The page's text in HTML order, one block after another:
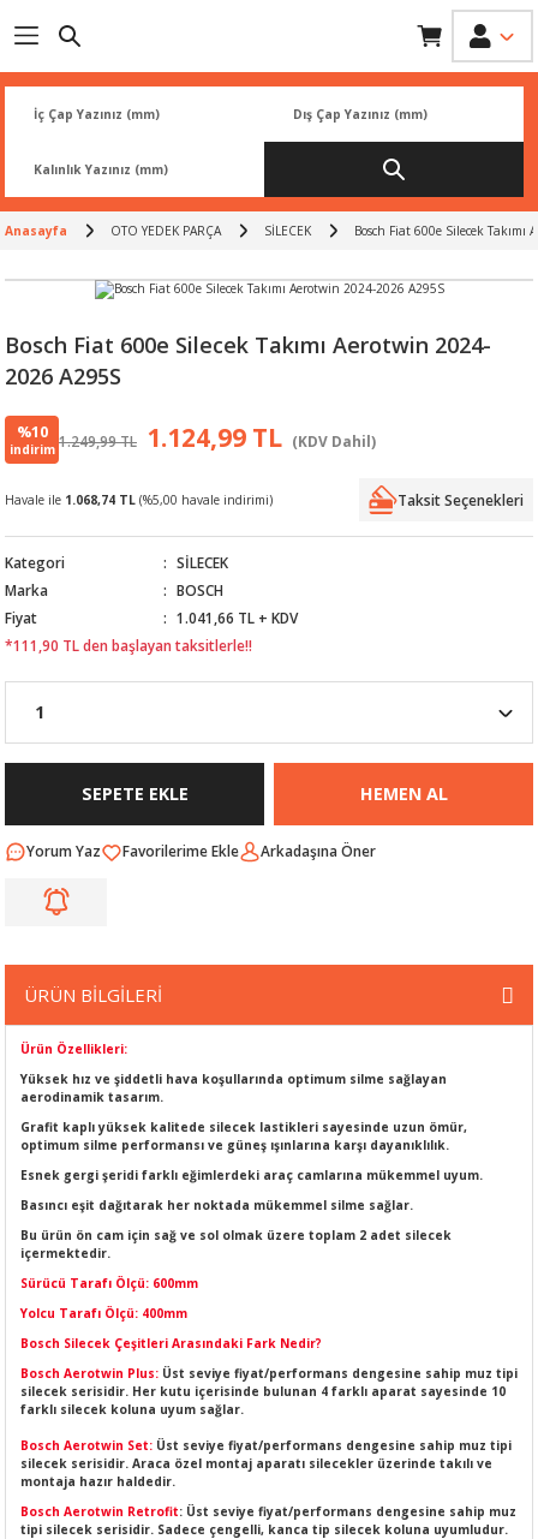
ÜRÜNLERİ
ÜRÜNLERİ
Anasayfa OTO YEDEK PARÇA SİLECEK Bosch Fiat 600e Silecek
Bosch Fiat 600e Silecek Takımı Aerotwin 2024-
2026 A295S
%10
indirim 1.249,99 TL 1.124,99 TL (KDV Dahil)
Havale ile 1.068,74 TL (%5,00 havale indirimi) Taksit Seçenekleri
Kategori
SİLECEK
Marka
BOSCH
Fiyat
1.041,66 TL + KDV
*111,90 TL den başlayan taksitlerle!!
SEPETE EKLE HEMEN AL
Yorum Yaz Arkadaşına Öner
ÜRÜN BİLGİLERİ
Ürün Özellikleri:
Yüksek hız ve şiddetli hava koşullarında optimum silme sağlayan
aerodinamik tasarım.
Grafit kaplı yüksek kalitede silecek lastikleri sayesinde uzun ömür,
optimum silme performansı ve güneş ışınlarına karşı dayanıklılık.
Esnek gergi şeridi farklı eğimlerdeki araç camlarına mükemmel uyum.
Basıncı eşit dağıtarak her noktada mükemmel silme sağlar.
Bu ürün ön cam için sağ ve sol olmak üzere toplam 2 adet silecek
içermektedir.
Sürücü Tarafı Ölçü: 600mm
Yolcu Tarafı Ölçü: 400mm
Bosch Silecek Çeşitleri Arasındaki Fark Nedir?
Bosch Aerotwin Plus: Üst seviye fiyat/performans dengesine sahip muz tipi
silecek serisidir. Her kutu içerisinde bulunan 4 farklı aparat sayesinde 10
farklı silecek koluna uyum sağlar.
Bosch Aerotwin Set: Üst seviye fiyat/performans dengesine sahip muz tipi
silecek serisidir. Araca özel montaj aparatı silecekler üzerinde takılı ve
montaja hazır haldedir.
Bosch Aerotwin Retrofit: Üst seviye fiyat/performans dengesine sahip muz
tipi silecek serisidir. Sadece çengelli, kanca tip silecek koluna uyumludur.